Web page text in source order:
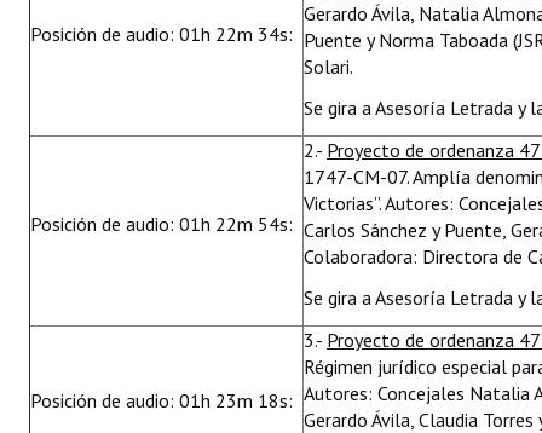
Posición de audio: 01h 22m 34s:
Gerardo Ávila, Natalia
Puente y Norma Taboada
Solari.
Se gira a Asesoría Letrada y
Posición de audio: 01h 22m 54s:
2.- Proyecto de ordenanza
1747-CM-07. Amplía
Victorias”. Autores:
Carlos Sánchez y Puente,
Colaboradora: Directora de
Se gira a Asesoría Letrada y
Posición de audio: 01h 23m 18s:
3.- Proyecto de ordenanza
Régimen jurídico especial
Autores: Concejales Natalia
Gerardo Ávila, Claudia Torres